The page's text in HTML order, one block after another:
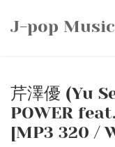
J-pop
芹澤優 (Yu
POWER
[MP3 320 /